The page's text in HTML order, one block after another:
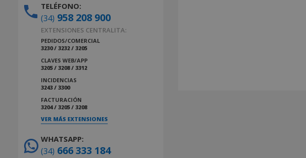
TELÉFONO:
(34) 958 208 900
EXTENSIONES CENTRALITA:
PEDIDOS/COMERCIAL
3230 / 3232 / 3205
CLAVES WEB/APP
3205 / 3208 / 3312
INCIDENCIAS
3243 / 3300
FACTURACIÓN
3204 / 3205 / 3208
VER MÁS EXTENSIONES
WHATSAPP:
(34) 666 333 184